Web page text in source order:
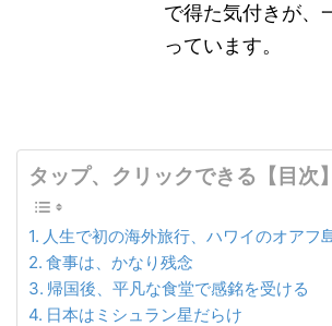
で得た気付きが、
っています。
タップ、クリックできる【目次】
人生で初の海外旅行、ハワイのオアフ
食事は、かなり残念
帰国後、平凡な食堂で感銘を受ける
日本はミシュラン星だらけ